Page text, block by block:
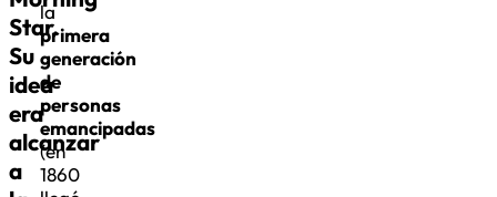
Star.
Su
idea
era
alcanzar
a
la
primera
generación
de
personas
emancipadas
(en
1860